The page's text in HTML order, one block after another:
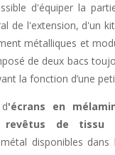
d'équiper la
de l'extension, d'un
métalliques et
de deux bacs
la fonction d’une
'écrans en
revêtus de tissu
disponibles dans